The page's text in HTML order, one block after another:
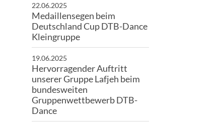
22.06.2025
Medaillensegen beim
Deutschland Cup DTB-Dance
Kleingruppe
19.06.2025
Hervorragender Auftritt
unserer Gruppe Lafjeh beim
bundesweiten
Gruppenwettbewerb DTB-
Dance